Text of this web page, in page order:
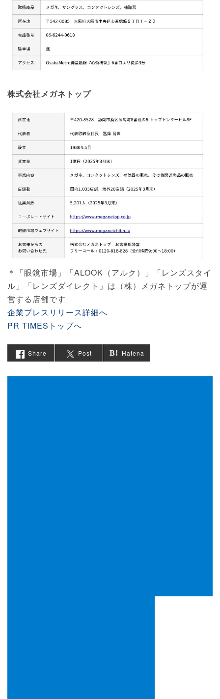
株式会社メガネトップ
＊「眼鏡市場」「ALOOK（アルク）」「レンズスタイ
ル」「レンズダイレクト」は（株）メガネトップが運
営する店舗です
企業プレスリリース詳細へ
PR TIMESトップへ
Share Post Hatena